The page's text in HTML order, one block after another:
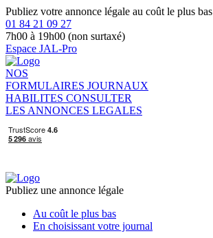
Publiez votre annonce légale au coût le plus bas
01 84 21 09 27
7h00 à 19h00 (non surtaxé)
Espace JAL-Pro
NOS
FORMULAIRES JOURNAUX
HABILITES CONSULTER
LES ANNONCES LEGALES
Publiez une annonce légale
Au coût le plus bas
En choisissant votre journal